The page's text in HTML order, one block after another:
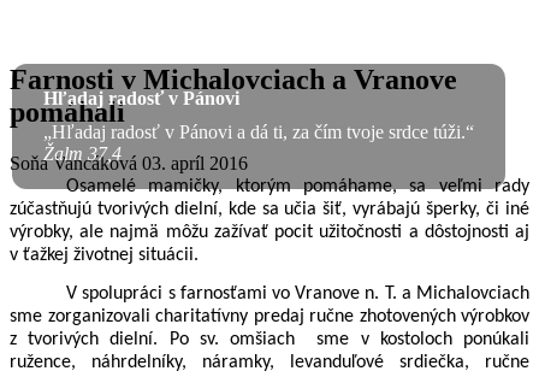
Hľadaj radosť v Pánovi
„Hľadaj radosť v Pánovi a dá ti, za čím tvoje srdce túži.“
Žalm 37,4
Farnosti v Michalovciach a Vranove
pomáhali
Soňa Vancáková 03. apríl 2016
Osamelé mamičky, ktorým pomáhame, sa veľmi rady
zúčastňujú tvorivých dielní, kde sa učia šiť, vyrábajú šperky, či iné
výrobky, ale najmä môžu zažívať pocit užitočnosti a dôstojnosti aj
v ťažkej životnej situácii.
V spolupráci s farnosťami vo Vranove n. T. a Michalovciach
sme zorganizovali charitatívny predaj ručne zhotovených výrobkov
z tvorivých dielní. Po sv. omšiach
sme v kostoloch ponúkali
ružence, náhrdelníky, náramky, levanduľové srdiečka, ručne